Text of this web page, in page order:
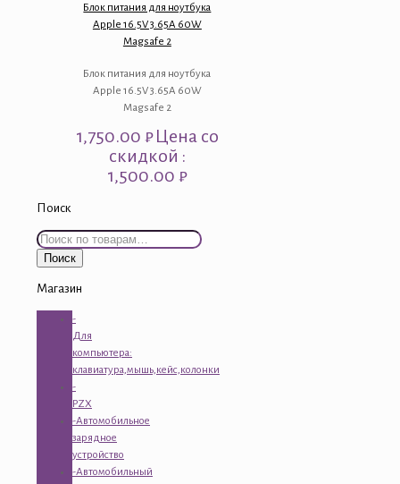
Блок питания для ноутбука
Apple 16.5V 3.65A 60W
Magsafe 2
Блок питания для ноутбука
Apple 16.5V 3.65A 60W
Magsafe 2
1,750.00 ₽Цена со
скидкой :
1,500.00 ₽
Поиск
Искать:
Поиск
Магазин
-
Для
компьютера:
клавиатура,мышь,кейс,колонки
-
PZX
-Автомобильное
зарядное
устройство
-Автомобильный